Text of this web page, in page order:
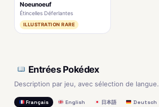
Noeunoeuf
Étincelles Déferlantes
ILLUSTRATION RARE
Entrées Pokédex
Description par jeu, avec sélection de langue.
Français English 日本語 Deutsch